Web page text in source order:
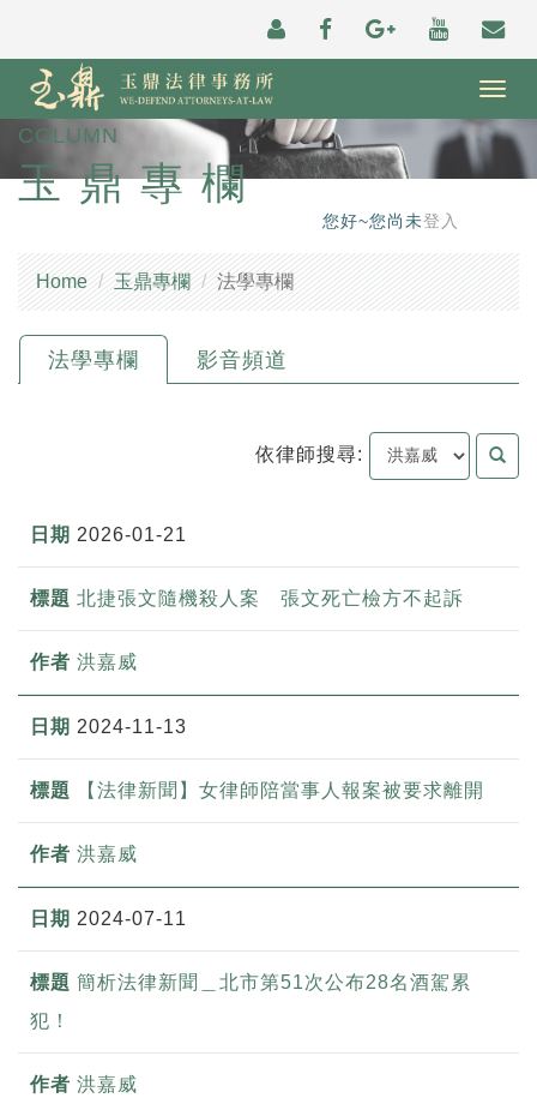
COLUMN
玉鼎專欄
您好~您尚未登入
Home 玉鼎專欄 法學專欄
法學專欄 影音頻道
依律師搜尋:
2026-01-21
北捷張文隨機殺人案 張文死亡檢方不起訴
洪嘉威
2024-11-13
【法律新聞】女律師陪當事人報案被要求離開
洪嘉威
2024-07-11
簡析法律新聞＿北市第51次公布28名酒駕累
犯！
洪嘉威